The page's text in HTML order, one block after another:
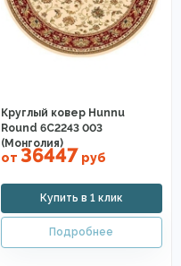
Круглый ковер Hunnu
Round 6C2243 003
(Монголия)
от 36447 руб